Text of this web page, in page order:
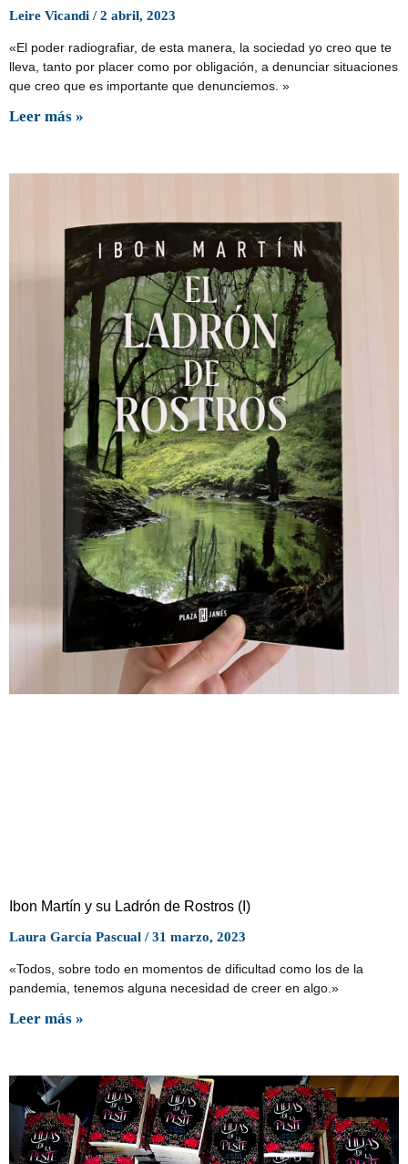
Leire Vicandi 2 abril, 2023
«El poder radiografiar, de esta manera, la sociedad yo creo que te
lleva, tanto por placer como por obligación, a denunciar situaciones
que creo que es importante que denunciemos. »
Leer más »
Ibon Martín y su Ladrón de Rostros (I)
Laura García Pascual 31 marzo, 2023
«Todos, sobre todo en momentos de dificultad como los de la
pandemia, tenemos alguna necesidad de creer en algo.»
Leer más »